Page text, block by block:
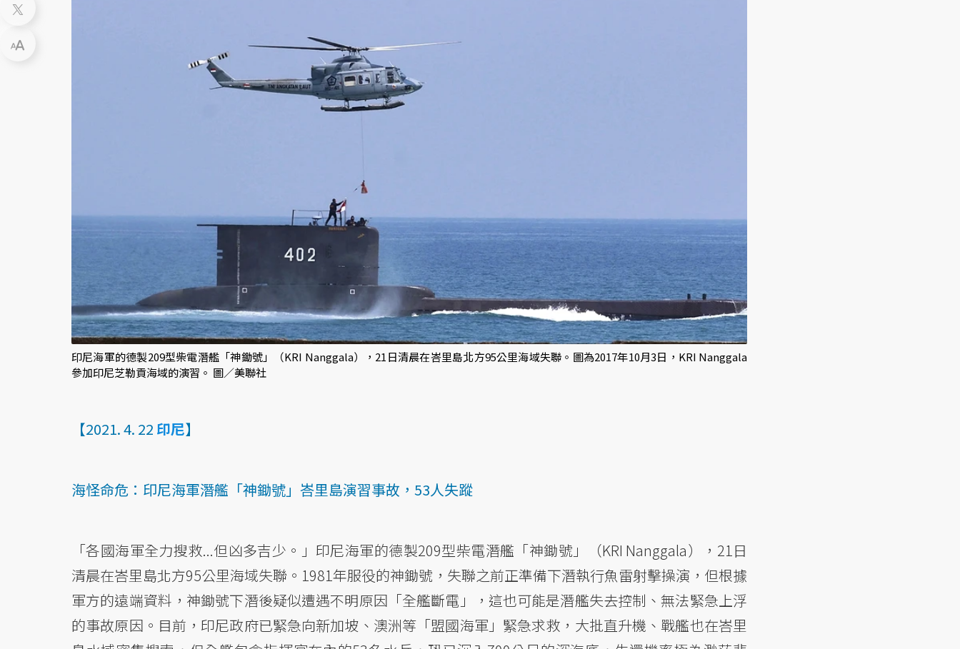
印尼海軍的德製209型柴電潛艦「神鋤號」（KRI Nanggala），21日清晨在峇里島北方95公里海域失聯。圖為2017年10月3日，KRI Nanggala
參加印尼芝勒貢海域的演習。 圖／美聯社
【2021. 4. 22 印尼】
海怪命危：印尼海軍潛艦「神鋤號」峇里島演習事故，53人失蹤
「各國海軍全力搜救...但凶多吉少。」印尼海軍的德製209型柴電潛艦「神鋤號」（KRI Nanggala），21日
清晨在峇里島北方95公里海域失聯。1981年服役的神鋤號，失聯之前正準備下潛執行魚雷射擊操演，但根據
軍方的遠端資料，神鋤號下潛後疑似遭遇不明原因「全艦斷電」，這也可能是潛艦失去控制、無法緊急上浮
的事故原因。目前，印尼政府已緊急向新加坡、澳洲等「盟國海軍」緊急求救，大批直升機、戰艦也在峇里